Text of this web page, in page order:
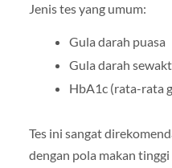
Jenis tes yang umum:
Gula darah puasa
Gula darah
HbA1c (rata-rata
Tes ini sangat
dengan pola makan